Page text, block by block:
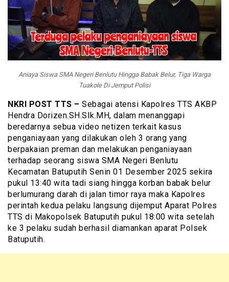
Aniaya Siswa SMA Negeri Benlutu Hingga Babak Belur, Tiga Warga
Tuakole Di Jemput Polisi
NKRI POST TTS – Sebagai atensi Kapolres TTS AKBP
Hendra Dorizen.SH.SIk.MH, dalam menanggapi
beredarnya sebua video netizen terkait kasus
penganiayaan yang dilakukan oleh 3 orang yang
berpakaian preman dan melakukan penganiayaan
terhadap seorang siswa SMA Negeri Benlutu
Kecamatan Batuputih Senin 01 Desember 2025 sekira
pukul 13:40 wita tadi siang hingga korban babak belur
berlumurang darah di jalan timor raya maka Kapolres
perintah kedua pelaku langsung dijemput Aparat Polres
TTS di Makopolsek Batuputih pukul 18:00 wita setelah
ke 3 pelaku sudah berhasil diamankan aparat Polsek
Batuputih.